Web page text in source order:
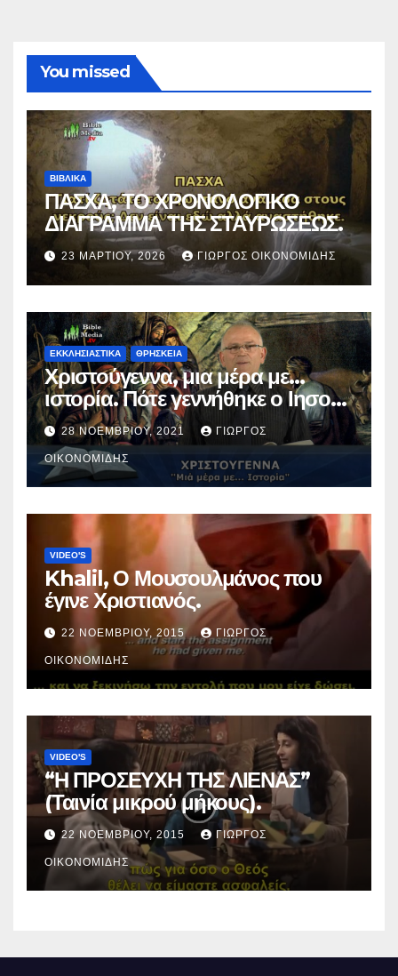
You missed
ΒΙΒΛΙΚΑ
ΠΑΣΧΑ, ΤΟ ΧΡΟΝΟΛΟΓΙΚΟ
ΔΙΑΓΡΑΜΜΑ ΤΗΣ ΣΤΑΥΡΩΣΕΩΣ.
23 ΜΑΡΤΊΟΥ, 2026 ΓΙΏΡΓΟΣ ΟΙΚΟΝΟΜΊΔΗΣ
ΕΚΚΛΗΣΙΑΣΤΙΚΑ ΘΡΗΣΚΕΙΑ
Χριστούγεννα, μια μέρα με…
ιστορία. Πότε γεννήθηκε ο Ιησούς
Χριστός; (Βίντεο).
28 ΝΟΕΜΒΡΊΟΥ, 2021 ΓΙΏΡΓΟΣ
ΟΙΚΟΝΟΜΊΔΗΣ
VIDEO'S
Khalil, Ο Μουσουλμάνος που
έγινε Χριστιανός.
22 ΝΟΕΜΒΡΊΟΥ, 2015 ΓΙΏΡΓΟΣ
ΟΙΚΟΝΟΜΊΔΗΣ
VIDEO'S
“Η ΠΡΟΣΕΥΧΗ ΤΗΣ ΛΙΕΝΑΣ”
(Ταινία μικρού μήκους).
22 ΝΟΕΜΒΡΊΟΥ, 2015 ΓΙΏΡΓΟΣ
ΟΙΚΟΝΟΜΊΔΗΣ